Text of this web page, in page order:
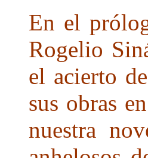
En el
Rogelio
el acierto
sus obras
nuestra